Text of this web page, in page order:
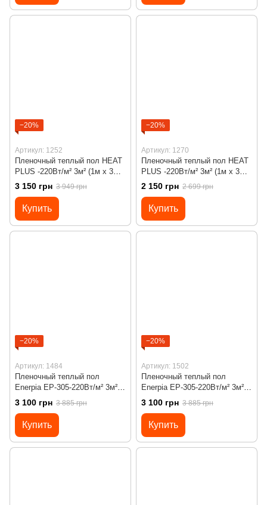
−20%
Артикул: 1252
Пленочный теплый пол HEAT
PLUS -220Вт/м² 3м² (1м х 3м)/
660Вт под ламинат c
программируемым
терморегулятором Х45
3 150 грн 3 949 грн
Купить
−20%
Артикул: 1270
Пленочный теплый пол HEAT
PLUS -220Вт/м² 3м² (1м х 3м)/
660Вт под ламинат с
механическим
терморегулятором RTC 70
2 150 грн 2 699 грн
Купить
−20%
Артикул: 1484
Пленочный теплый пол
Enerpia EP-305-220Вт/м² 3м²
(0.5м х 6м)/ 660Вт под
ламинат с сенсорным
программируемым
терморегулятором Х55
3 100 грн 3 885 грн
Купить
−20%
Артикул: 1502
Пленочный теплый пол
Enerpia EP-305-220Вт/м² 3м²
(0.5м х 6м)/ 660Вт под
ламинат с сенсорным
программируемым
терморегулятором Х55
черным
3 100 грн 3 885 грн
Купить